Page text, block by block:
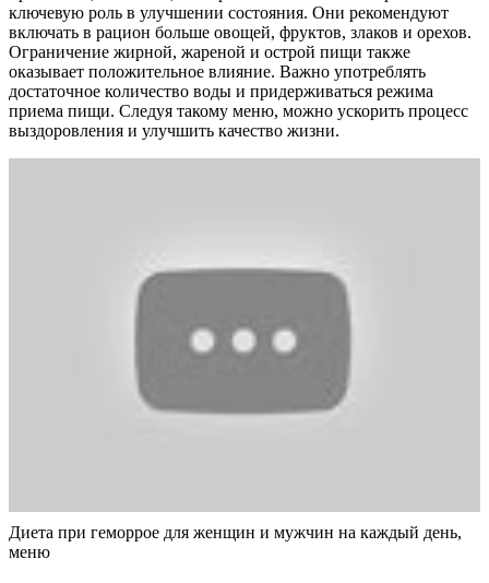
ключевую роль в улучшении состояния. Они рекомендуют
включать в рацион больше овощей, фруктов, злаков и орехов.
Ограничение жирной, жареной и острой пищи также
оказывает положительное влияние. Важно употреблять
достаточное количество воды и придерживаться режима
приема пищи. Следуя такому меню, можно ускорить процесс
выздоровления и улучшить качество жизни.
Диета при геморрое для женщин и мужчин на каждый день,
меню